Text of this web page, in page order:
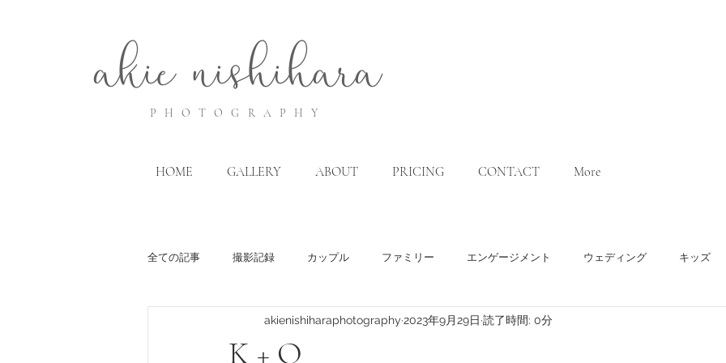
akienishihara
P HOTOG RA P HY
全ての記事 撮影記録 カップル ファミリー エンゲージメント ウェディング キッズ
K + O
akienishiharaphotography 2023年9月29日 読了時間: 0分
HOME GALLERY ABOUT PRICING CONTACT More